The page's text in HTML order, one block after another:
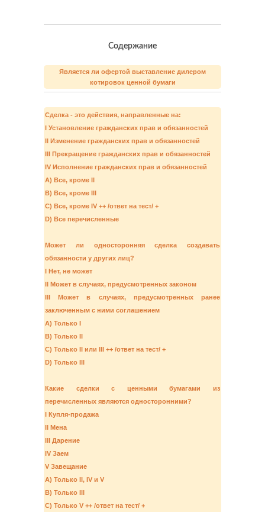
Содержание
Является ли офертой выставление дилером
котировок ценной бумаги
Сделка - это действия, направленные на:
I Установление гражданских прав и обязанностей
II Изменение гражданских прав и обязанностей
III Прекращение гражданских прав и обязанностей
IV Исполнение гражданских прав и обязанностей
A) Все, кроме II
B) Все, кроме III
C) Все, кроме IV ++ /ответ на тест/ +
D) Все перечисленные
Может ли односторонняя сделка создавать
обязанности у других лиц?
I Нет, не может
II Может в случаях, предусмотренных законом
III Может в случаях, предусмотренных ранее
заключенным с ними соглашением
A) Только I
B) Только II
C) Только II или III ++ /ответ на тест/ +
D) Только III
Какие сделки с ценными бумагами из
перечисленных являются односторонними?
I Купля-продажа
II Мена
III Дарение
IV Заем
V Завещание
A) Только II, IV и V
B) Только III
C) Только V ++ /ответ на тест/ +